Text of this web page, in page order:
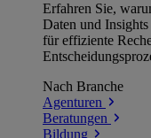
Erfahren Sie,
Daten und
für effiziente
Nach Branche
Agenturen
Beratungen
Bildung